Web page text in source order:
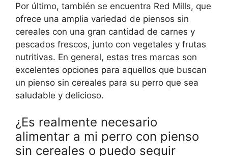
Por último, también se encuentra Red Mills, que
ofrece una amplia variedad de piensos sin
cereales con una gran cantidad de carnes y
pescados frescos, junto con vegetales y frutas
nutritivas. En general, estas tres marcas son
excelentes opciones para aquellos que buscan
un pienso sin cereales para su perro que sea
saludable y delicioso.
¿Es realmente necesario
alimentar a mi perro con pienso
sin cereales o puedo seguir